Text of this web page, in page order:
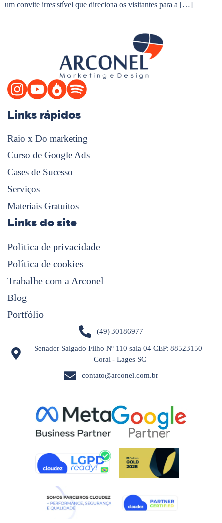
um convite irresistível que direciona os visitantes para a […]
Links rápidos
Raio x Do marketing
Curso de Google Ads
Cases de Sucesso
Serviços
Materiais Gratuítos
Links do site
Politica de privacidade
Política de cookies
Trabalhe com a Arconel
Blog
Portfólio
(49) 30186977
Senador Salgado Filho Nº 110 sala 04 CEP: 88523150 |
Coral - Lages SC
contato@arconel.com.br